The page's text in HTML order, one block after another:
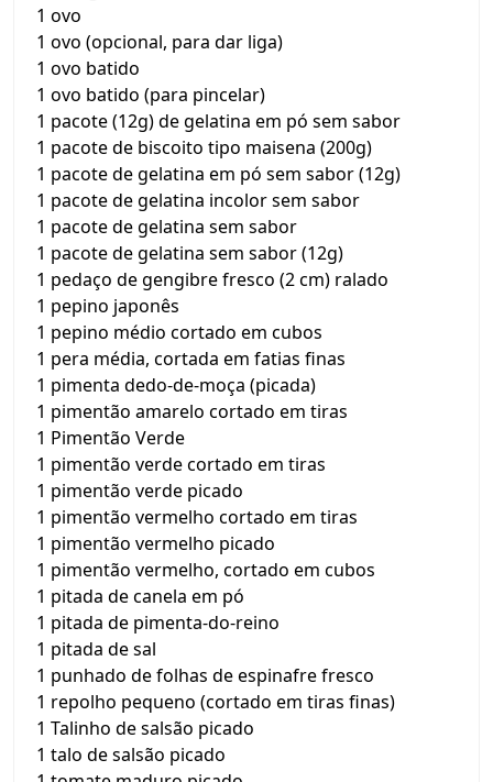
1 ovo
1 ovo (opcional, para dar liga)
1 ovo batido
1 ovo batido (para pincelar)
1 pacote (12g) de gelatina em pó sem sabor
1 pacote de biscoito tipo maisena (200g)
1 pacote de gelatina em pó sem sabor (12g)
1 pacote de gelatina incolor sem sabor
1 pacote de gelatina sem sabor
1 pacote de gelatina sem sabor (12g)
1 pedaço de gengibre fresco (2 cm) ralado
1 pepino japonês
1 pepino médio cortado em cubos
1 pera média, cortada em fatias finas
1 pimenta dedo-de-moça (picada)
1 pimentão amarelo cortado em tiras
1 Pimentão Verde
1 pimentão verde cortado em tiras
1 pimentão verde picado
1 pimentão vermelho cortado em tiras
1 pimentão vermelho picado
1 pimentão vermelho, cortado em cubos
1 pitada de canela em pó
1 pitada de pimenta-do-reino
1 pitada de sal
1 punhado de folhas de espinafre fresco
1 repolho pequeno (cortado em tiras finas)
1 Talinho de salsão picado
1 talo de salsão picado